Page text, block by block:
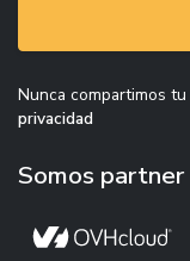
Nunca compartimos
privacidad
Somos partner